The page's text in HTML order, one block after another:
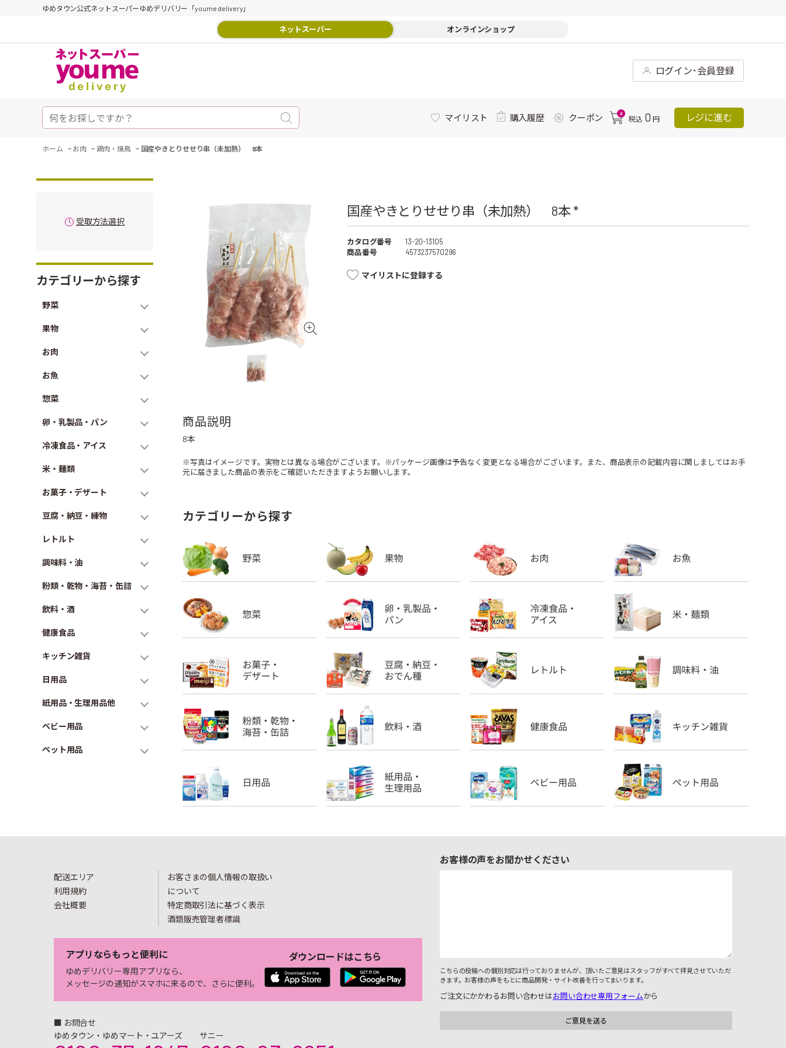
ゆめタウン公式ネットスーパーゆめデリバリー「youme delivery」
ネットスーパー オンラインショップ
ログイン･会員登録
マイリスト 購入履歴 クーポン 0
税込 0 円 レジに進む
ホーム - お肉 - 鶏肉・焼鳥 - 国産やきとりせせり串（未加熱） 8本
受取方法選択
カテゴリーから探す
野菜
果物
お肉
お魚
惣菜
卵・乳製品・パン
冷凍食品・アイス
米・麺類
お菓子・デザート
豆腐・納豆・練物
レトルト
調味料・油
粉類・乾物・海苔・缶詰
飲料・酒
健康食品
キッチン雑貨
日用品
紙用品・生理用品他
ベビー用品
ペット用品
国産やきとりせせり串（未加熱） 8本 *
カタログ番号
13-20-13105
商品番号
4573237570296
マイリストに登録する
商品説明
8本
※写真はイメージです。実物とは異なる場合がございます。※パッケージ画像は予告なく変更となる場合がございます。また、商品表示の記載内容に関しましてはお手
元に届きました商品の表示をご確認いただきますようお願いします。
カテゴリーから探す
配送エリア
利用規約
会社概要
お客さまの個人情報の取扱い
について
特定商取引法に基づく表示
酒類販売管理者標識
アプリならもっと便利に
ゆめデリバリー専用アプリなら、
メッセージの通知がスマホに来るので、さらに便利。
ダウンロードはこちら
■ お問合せ
ゆめタウン・ゆめマート・ユアーズ
サニー
お客様の声をお聞かせください
こちらの投稿への個別対応は行っておりませんが、頂いたご意見はスタッフがすべて拝見させていただ
きます。お客様の声をもとに商品開発・サイト改善を行ってまいります。
ご注文にかかわるお問い合わせはお問い合わせ専用フォームから